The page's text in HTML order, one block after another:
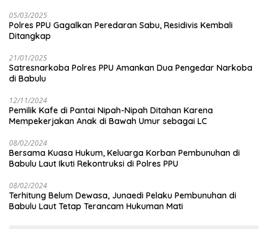
05/03/2025
Polres PPU Gagalkan Peredaran Sabu, Residivis Kembali
Ditangkap
21/01/2025
Satresnarkoba Polres PPU Amankan Dua Pengedar Narkoba
di Babulu
12/11/2024
Pemilik Kafe di Pantai Nipah-Nipah Ditahan Karena
Mempekerjakan Anak di Bawah Umur sebagai LC
08/02/2024
Bersama Kuasa Hukum, Keluarga Korban Pembunuhan di
Babulu Laut Ikuti Rekontruksi di Polres PPU
08/02/2024
Terhitung Belum Dewasa, Junaedi Pelaku Pembunuhan di
Babulu Laut Tetap Terancam Hukuman Mati